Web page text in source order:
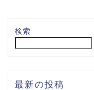
検索
最新の投稿